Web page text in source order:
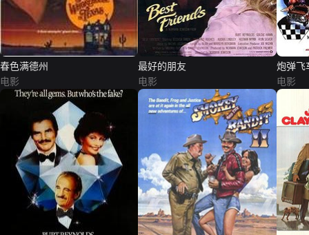
春色满德州
电影
最好的朋友
电影
炮弹飞
电影